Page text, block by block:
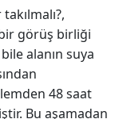
görüş birliği
bile alanın suya
48 saat
Bu aşamadan